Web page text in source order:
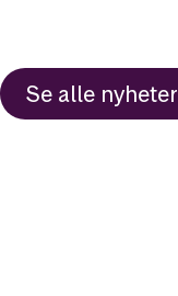
Se alle nyheter